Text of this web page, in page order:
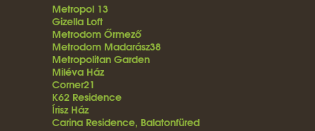
Metropol 13
Gizella Loft
Metrodom Őrmező
Metrodom Madarász38
Metropolitan Garden
Miléva Ház
Corner21
K62 Residence
Írisz Ház
Carina Residence, Balatonfüred